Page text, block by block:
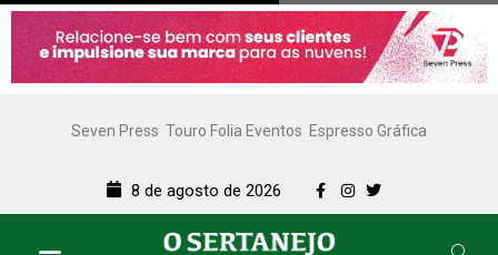
Seven Press Touro Folia Eventos Espresso Gráfica
8 de agosto de 2026